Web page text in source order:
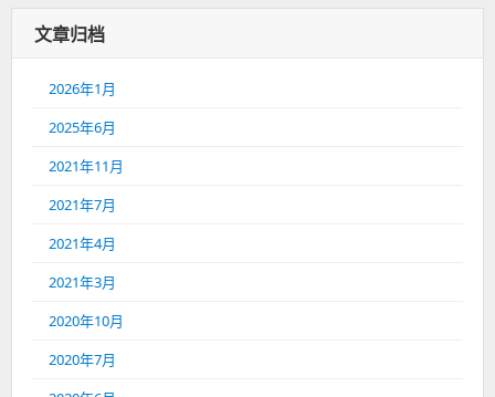
文章归档
2026年1月
2025年6月
2021年11月
2021年7月
2021年4月
2021年3月
2020年10月
2020年7月